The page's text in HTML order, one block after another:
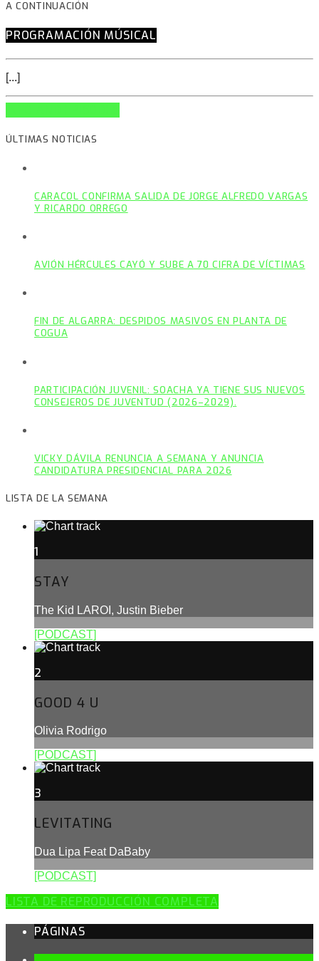
A CONTINUACIÓN
PROGRAMACIÓN MÚSICAL
[...]
ÚLTIMAS NOTICIAS
CARACOL CONFIRMA SALIDA DE JORGE ALFREDO VARGAS
Y RICARDO ORREGO
AVIÓN HÉRCULES CAYÓ Y SUBE A 70 CIFRA DE VÍCTIMAS
FIN DE ALGARRA: DESPIDOS MASIVOS EN PLANTA DE
COGUA
PARTICIPACIÓN JUVENIL: SOACHA YA TIENE SUS NUEVOS
CONSEJEROS DE JUVENTUD (2026–2029).
VICKY DÁVILA RENUNCIA A SEMANA Y ANUNCIA
CANDIDATURA PRESIDENCIAL PARA 2026
LISTA DE LA SEMANA
1
STAY
The Kid LAROI, Justin Bieber
[PODCAST]
2
GOOD 4 U
Olivia Rodrigo
[PODCAST]
3
LEVITATING
Dua Lipa Feat DaBaby
[PODCAST]
LISTA DE REPRODUCCIÓN COMPLETA
PÁGINAS